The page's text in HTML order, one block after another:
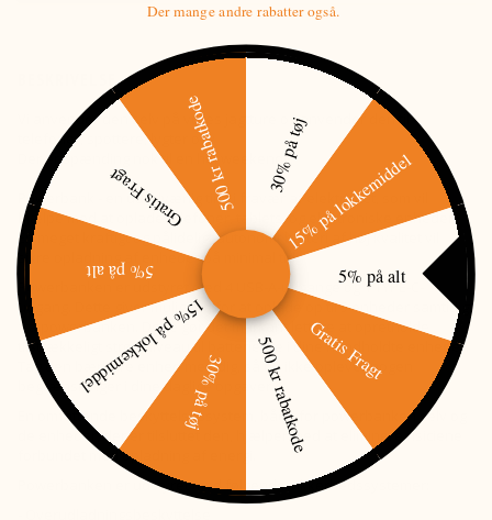
BESKRIVELSE
Vi anvender den selv på vores jagtture og anvender den til
telefoner, spottere, lygter osv
Der er spænding nok til en hel weekend!!!
Powerbank - en uundværlig ting i fravær af elektricitet, som vil
hjælpe med at oplade telefoner, tablets, og elektroniske enheder.
En meget kraftigt og pålideligt autonomt batteri af høj kvalitet vil
sikre opladning af enheder på minimal tid.
Powerbanken er udstyret med 4 USB-A-udgange og 1 TYPE-C-
udgang. Dette giver mulighed for at oplade op til 5 enheder samtidigt
fra powerbanken. Dette gør det markant lettere at opretholde
tilstrækkeligt strømniveau til batterierne i dine håndholdte enheder.
Tag den bærbare enhed med dig, så du ikke oplever nogen
begrænsninger i dine daglige opgaver.
En omfattende beskyttelsessystem, både for powerbanken selv og
de enheder, der er tilsluttet den, hjælper med at eliminere risiciene
forbundet med opladning af energi.
Powerbanken er udstyret med følgende sikkerhedssystemer:
Der mange andre rabatter også.
30% på tøj
15% på lokkemiddel
5% på alt
Gratis Fragt
500 kr rabatkode
30% på tøj
15% på lokkemiddel
5% på alt
Gratis Fragt500 kr rabatkode